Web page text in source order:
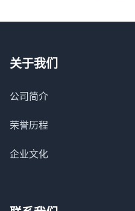
关于我们
公司简介
荣誉历程
企业文化